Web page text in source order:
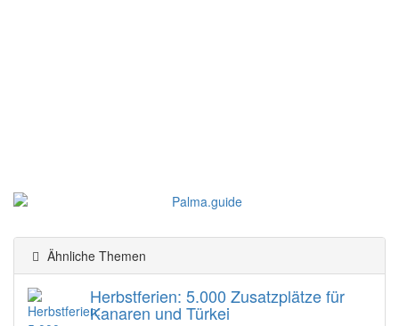
Ähnliche Themen
Herbstferien: 5.000 Zusatzplätze für
Kanaren und Türkei